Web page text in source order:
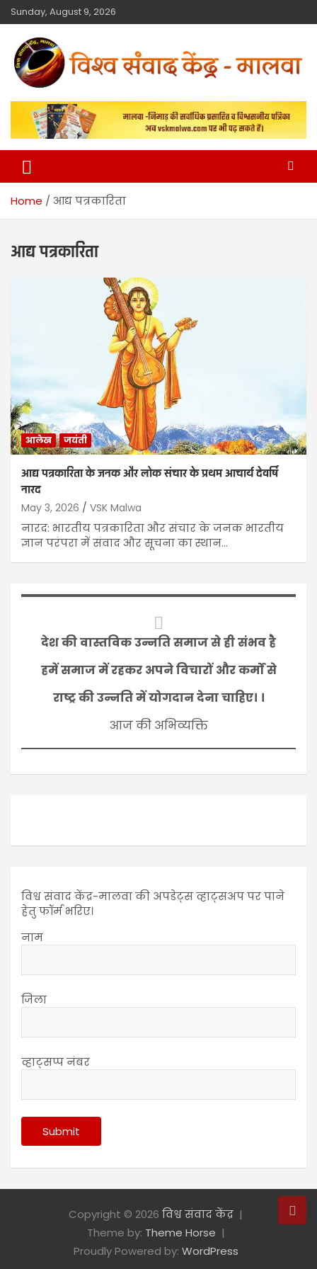
Sunday, August 9, 2026
विश्व संवाद केंद्र
मालवा
Home आद्य पत्रकारिता
आद्य पत्रकारिता
आलेख जयंती
आद्य पत्रकारिता के जनक और लोक संचार के प्रथम आचार्य देवर्षि
नारद
May 3, 2026 VSK Malwa
नारद: भारतीय पत्रकारिता और संचार के जनक भारतीय
ज्ञान परंपरा में संवाद और सूचना का स्थान…
देश की वास्तविक उन्नति समाज से ही संभव है
हमें समाज में रहकर अपने विचारों और कर्मों से
राष्ट्र की उन्नति में योगदान देना चाहिए। ।
आज की अभिव्यक्ति
विश्व संवाद केंद्र-मालवा की अपडेट्स व्हाट्सअप पर पाने
हेतु फॉर्म भरिए।
नाम
जिला
व्हाट्सप्प नंबर
Copyright © 2026 विश्व संवाद केंद्र
Theme by: Theme Horse
Proudly Powered by: WordPress